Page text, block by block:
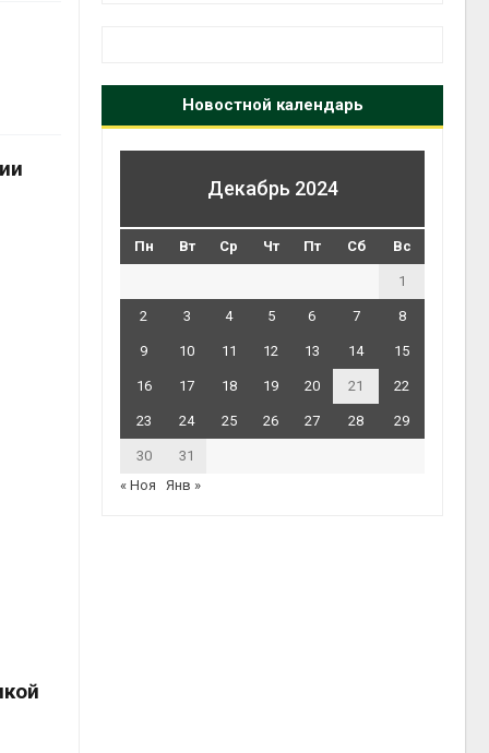
Новостной календарь
Декабрь 2024
Пн Вт Ср Чт Пт Сб Вс
1
2 3 4 5 6 7 8
9 10 11 12 13 14 15
16 17 18 19 20 21 22
23 24 25 26 27 28 29
30
31
« Ноя
Янв »